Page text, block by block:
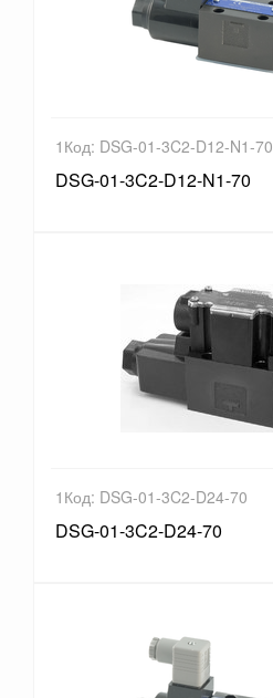
1Код: DSG-01-3C2-D12-N1-70
DSG-01-3C2-D12-N1-70
1Код: DSG-01-3C2-D24-70
DSG-01-3C2-D24-70